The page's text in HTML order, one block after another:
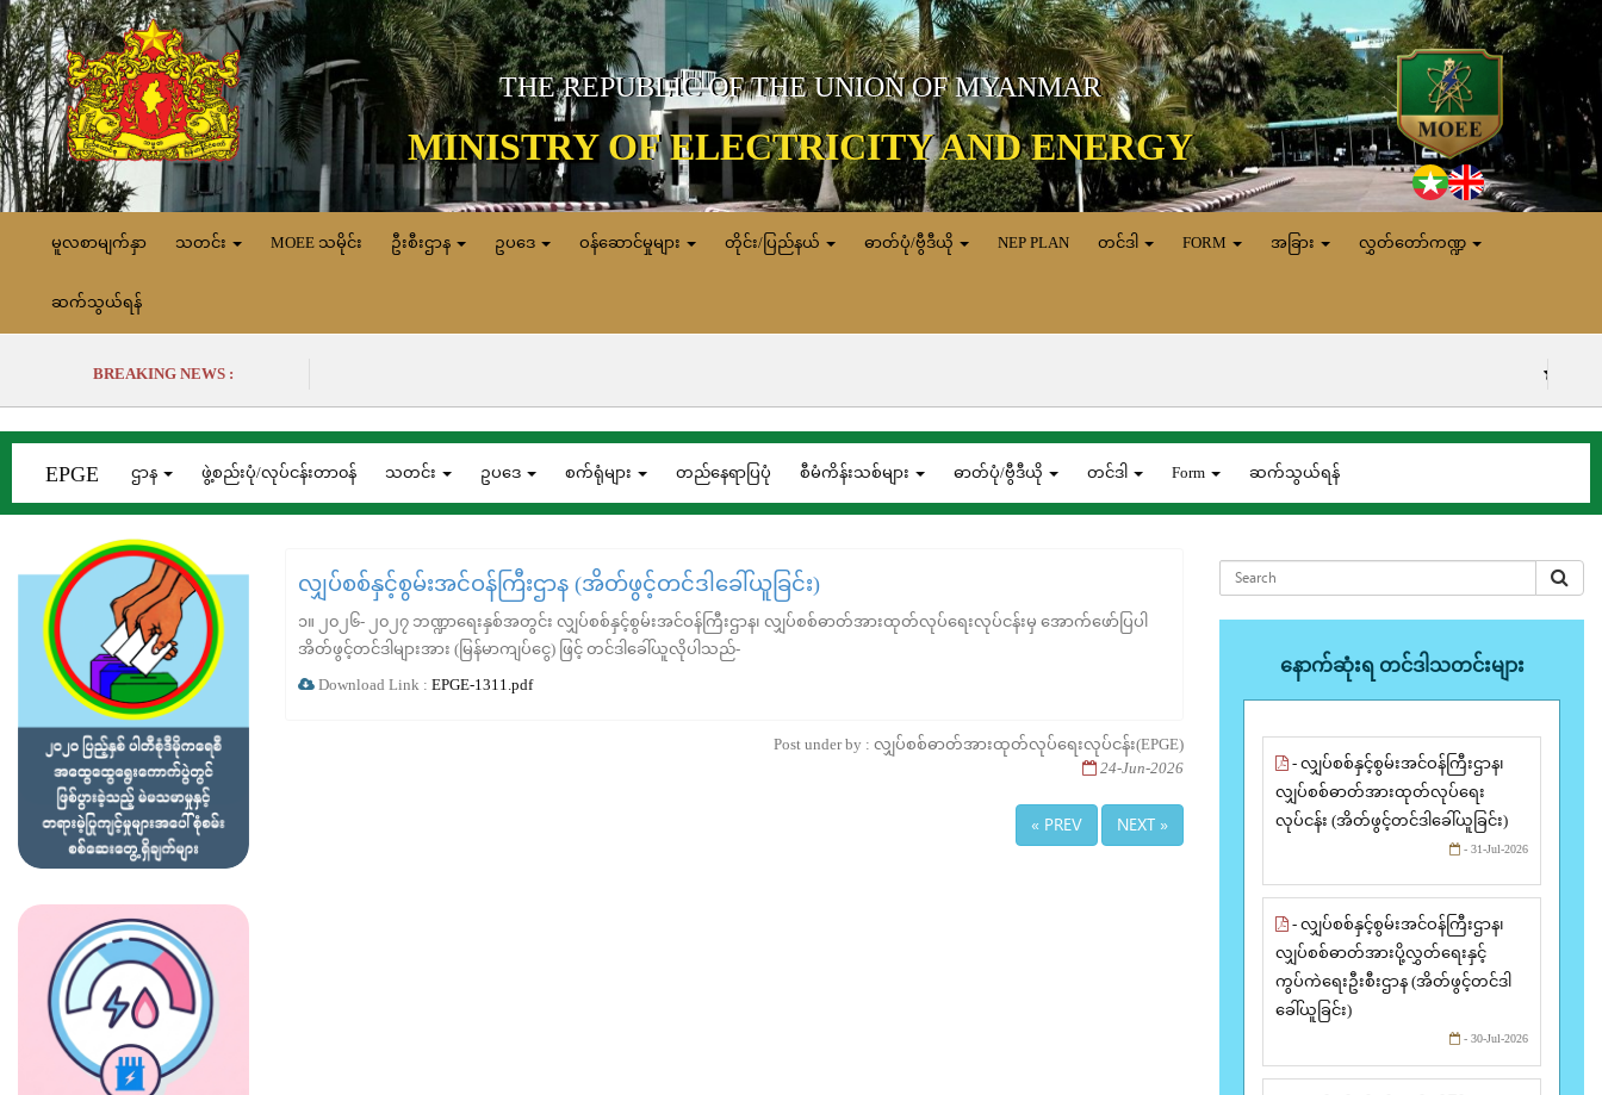
THE REPUBLIC OF THE UNION OF MYANMAR
MINISTRY OF ELECTRICITY AND ENERGY
မူလစာမျက်နှာ သတင်း MOEE သမိုင်း ဦးစီးဌာန ဥပဒေ ဝန်ဆောင်မှုများ တိုင်း/ပြည်နယ် ဓာတ်ပုံ/ဗွီဒီယို NEP PLAN တင်ဒါ FORM အခြား လွှတ်တော်ကဏ္ဍ
ဆက်သွယ်ရန်
BREAKING NEWS : (၆.၈.၂၀၂၆) ရ
EPGE ဌာန ဖွဲ့စည်းပုံ/လုပ်ငန်းတာ၀န် သတင်း ဥပဒေ စက်ရုံများ တည်နေရာပြပုံ စီမံကိန်းသစ်များ ဓာတ်ပုံ/ဗွီဒီယို တင်ဒါ Form ဆက်သွယ်ရန်
လျှပ်စစ်နှင့်စွမ်းအင်ဝန်ကြီးဌာန (အိတ်ဖွင့်တင်ဒါခေါ်ယူခြင်း)
၁။ ၂၀၂၆- ၂၀၂၇ ဘဏ္ဍာရေးနှစ်အတွင်း လျှပ်စစ်နှင့်စွမ်းအင်ဝန်ကြီးဌာန၊ လျှပ်စစ်ဓာတ်အားထုတ်လုပ်ရေးလုပ်ငန်းမှ အောက်ဖော်ပြပါ
အိတ်ဖွင့်တင်ဒါများအား (မြန်မာကျပ်ငွေ) ဖြင့် တင်ဒါခေါ်ယူလိုပါသည်-
Download Link : EPGE-1311.pdf
Post under by : လျှပ်စစ်ဓာတ်အားထုတ်လုပ်ရေးလုပ်ငန်း(EPGE)
24-Jun-2026
« PREV NEXT »
နောက်ဆုံးရ တင်ဒါသတင်းများ
- လျှပ်စစ်နှင့်စွမ်းအင်ဝန်ကြီးဌာန၊
လျှပ်စစ်ဓာတ်အားထုတ်လုပ်ရေး
လုပ်ငန်း (အိတ်ဖွင့်တင်ဒါခေါ်ယူခြင်း)
- 31-Jul-2026
- လျှပ်စစ်နှင့်စွမ်းအင်ဝန်ကြီးဌာန၊
လျှပ်စစ်ဓာတ်အားပို့လွှတ်ရေးနှင့်
ကွပ်ကဲရေးဦးစီးဌာန (အိတ်ဖွင့်တင်ဒါ
ခေါ်ယူခြင်း)
- 30-Jul-2026